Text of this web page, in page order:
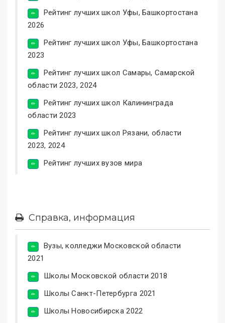
Рейтинг лучших школ Уфы, Башкортостана
2026
Рейтинг лучших школ Уфы, Башкортостана
2023
Рейтинг лучших школ Самары, Самарской
области 2023, 2024
Рейтинг лучших школ Калининграда
области 2023
Рейтинг лучших школ Рязани, области
2023, 2024
Рейтинг лучших вузов мира
Справка, информация
Вузы, колледжи Московской области
2021
Школы Московской области 2018
Школы Санкт-Петербурга 2021
Школы Новосибирска 2022